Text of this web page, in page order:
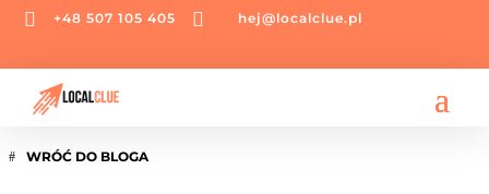
 +48 507 105 405  hej@localclue.pl
WRÓĆ DO BLOGA